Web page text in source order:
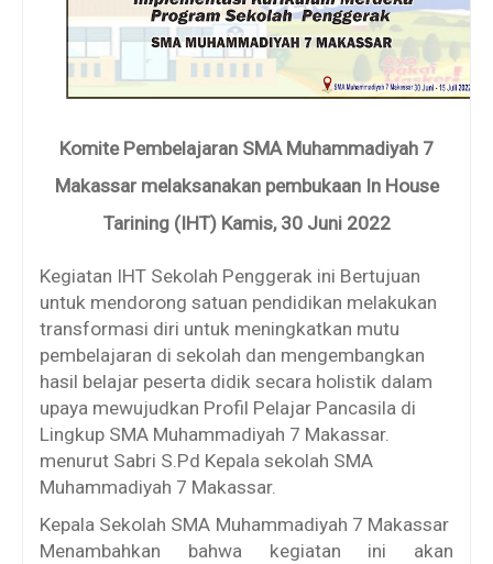
Komite Pembelajaran SMA Muhammadiyah 7
Makassar melaksanakan pembukaan In House
Tarining (IHT) Kamis, 30 Juni 2022
Kegiatan IHT Sekolah Penggerak ini Bertujuan
untuk mendorong satuan pendidikan melakukan
transformasi diri untuk meningkatkan mutu
pembelajaran di sekolah dan mengembangkan
hasil belajar peserta didik secara holistik dalam
upaya mewujudkan Profil Pelajar Pancasila di
Lingkup SMA Muhammadiyah 7 Makassar.
menurut Sabri S.Pd Kepala sekolah SMA
Muhammadiyah 7 Makassar.
Kepala Sekolah SMA Muhammadiyah 7 Makassar
Menambahkan bahwa kegiatan ini akan